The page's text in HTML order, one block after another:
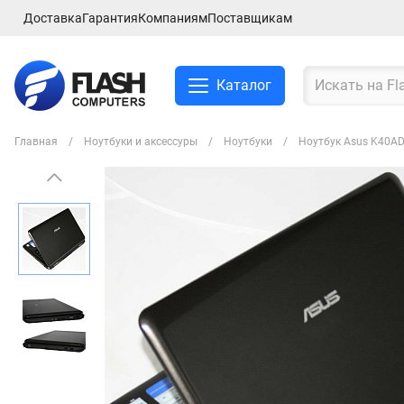
ДоставкаГарантияКомпаниямПоставщикам
Каталог
Главная Ноутбуки и аксессуры Ноутбуки Ноутбук Asus
Ноутбуки и аксессуры
Компьютеры и
комплектующие
Сетевое оборудование
ТВ, Аудио и Видео